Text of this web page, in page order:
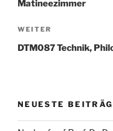
Matineezimmer
Nächster
Beitrag
WEITER
DTM087 Technik,
NEUESTE